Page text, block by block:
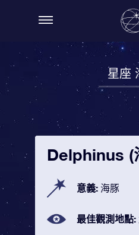
星座
Delphinus (
意義: 海豚
最佳觀測地點: